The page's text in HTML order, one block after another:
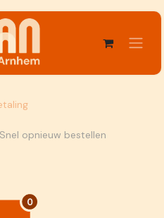
Snel opnieuw bestellen